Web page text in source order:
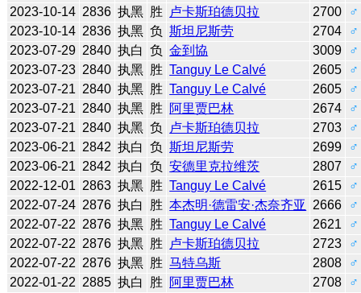
2023-10-14 2836 执黑 胜 卢卡斯珀德贝拉 2700
♂
2023-10-14 2836 执黑 负 斯坦尼斯劳 2704
♂
2023-07-29 2840 执白 负 金到協 3009
♂
2023-07-23 2840 执黑 胜 Tanguy Le Calvé 2605
♂
2023-07-21 2840 执黑 胜 Tanguy Le Calvé 2605
♂
2023-07-21 2840 执黑 胜 阿里贾巴林 2674
♂
2023-07-21 2840 执黑 负 卢卡斯珀德贝拉 2703
♂
2023-06-21 2842 执白 负 斯坦尼斯劳 2699
♂
2023-06-21 2842 执白 负 安德里克拉维茨 2807
♂
2022-12-01 2863 执黑 胜 Tanguy Le Calvé 2615
♂
2022-07-24 2876 执白 胜 本杰明·德雷安·杰奈齐亚 2666
♂
2022-07-22 2876 执黑 胜 Tanguy Le Calvé 2621
♂
2022-07-22 2876 执黑 胜 卢卡斯珀德贝拉 2723
♂
2022-07-22 2876 执黑 胜 马特乌斯 2808
♂
2022-01-22 2885 执白 胜 阿里贾巴林 2708
♂